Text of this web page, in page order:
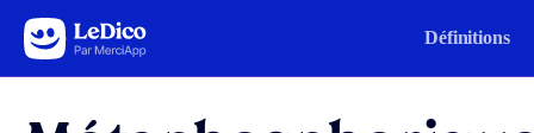
Aller au contenu Définitions